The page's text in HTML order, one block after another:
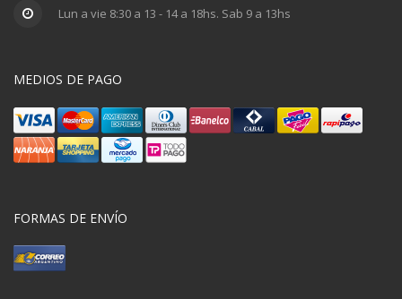
Lun a vie 8:30 a 13 - 14 a 18hs. Sab 9 a 13hs
MEDIOS DE PAGO
FORMAS DE ENVÍO